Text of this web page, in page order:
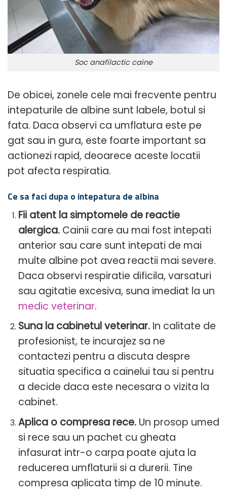
Soc anafilactic caine
De obicei, zonele cele mai frecvente pentru
intepaturile de albine sunt labele, botul si
fata. Daca observi ca umflatura este pe
gat sau in gura, este foarte important sa
actionezi rapid, deoarece aceste locatii
pot afecta respiratia.
Ce sa faci dupa o intepatura de albina
Fii atent la simptomele de reactie
alergica.Cainii care au mai fost intepati
anterior sau care sunt intepati de mai
multe albine pot avea reactii mai severe.
Daca observi respiratie dificila, varsaturi
sau agitatie excesiva, suna imediat la un
medic veterinar.
Suna la cabinetul veterinar.In calitate de
profesionist, te incurajez sa ne
contactezi pentru a discuta despre
situatia specifica a cainelui tau si pentru
a decide daca este necesara o vizita la
cabinet.
Aplica o compresa rece.Un prosop umed
si rece sau un pachet cu gheata
infasurat intr-o carpa poate ajuta la
reducerea umflaturii si a durerii. Tine
compresa aplicata timp de 10 minute.